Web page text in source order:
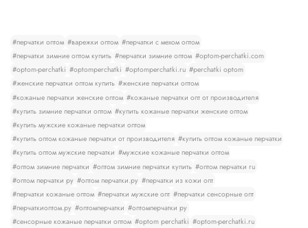
#перчатки оптом #варежки оптом #перчатки с мехом оптом
#перчатки зимние оптом купить #перчатки зимние оптом #optom-perchatki.com
#optom-perchatki #optomperchatki #optomperchatki.ru #perchatki optom
#женские перчатки оптом купить #женские перчатки оптом
#кожаные перчатки женские оптом #кожаные перчатки опт от производителя
#купить зимние перчатки оптом #купить кожаные перчатки женские оптом
#купить мужские кожаные перчатки оптом
#купить оптом кожаные перчатки от производителя #купить оптом кожаные перчатки
#купить оптом мужские перчатки #мужские кожаные перчатки оптом
#оптом зимние перчатки #оптом зимние перчатки купить #оптом перчатки ru
#оптом перчатки ру #оптом перчатки.ру #перчатки из кожи опт
#перчатки кожаные оптом #перчатки мужские опт #перчатки сенсорные опт
#перчаткиоптом.ру #оптомперчатки #оптомперчатки ру
#сенсорные кожаные перчатки оптом #optom perchatki #optom-perchatki.ru